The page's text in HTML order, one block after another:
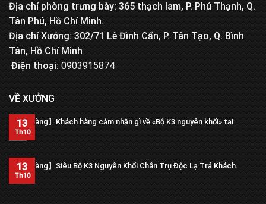
Địa chỉ phòng trưng bày: 365 thạch lam, P. Phú Thạnh, Q.
Tân Phú, Hồ Chí Minh.
Địa chỉ Xưởng: 302/71 Lê Đình Cẩn, P. Tân Tạo, Q. Bình
Tân, Hồ Chí Minh
Điện thoại:0903915874
VỀ XƯỞNG
【Trả hàng】Khách hàng cảm nhận gì về «Bộ K3 nguyên khối» tại
xưởng?
13
Th10
【Trả hàng】Siêu Bộ K3 Nguyên Khối Chân Trụ Độc Lạ Trả Khách.
13
Th10